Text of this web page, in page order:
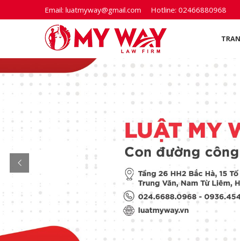
Email: luatmyway@gmail.com Hotline: 02466880968